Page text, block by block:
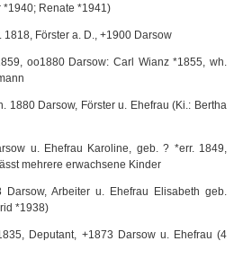
*1940; Renate *1941)
1818, Förster a. D., +1900 Darsow
oo1880 Darsow: Carl Wianz *1855, wh.
1880 Darsow, Förster u. Ehefrau (Ki.: Bertha
u. Ehefrau Karoline, geb. ? *err. 1849,
mehrere erwachsene Kinder
Darsow, Arbeiter u. Ehefrau Elisabeth geb.
*1938)
Deputant, +1873 Darsow u. Ehefrau (4